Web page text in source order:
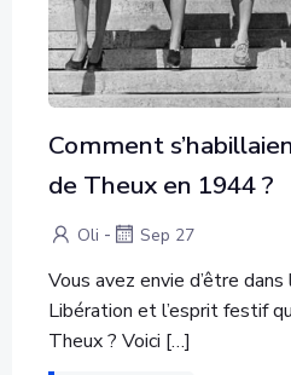
Comment
de Theux en 1944 ?
Oli - Sep 27
Vous avez envie d’être dans
Libération et l’esprit festif
Theux ? Voici […]